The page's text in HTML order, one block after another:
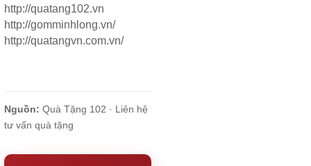
http://quatang102.vn
http://gomminhlong.vn/
http://quatangvn.com.vn/
Nguồn: Quà Tặng 102 · Liên hệ
tư vấn quà tặng